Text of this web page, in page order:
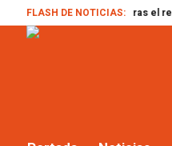
FLASH DE NOTICIAS:
Tras el receso